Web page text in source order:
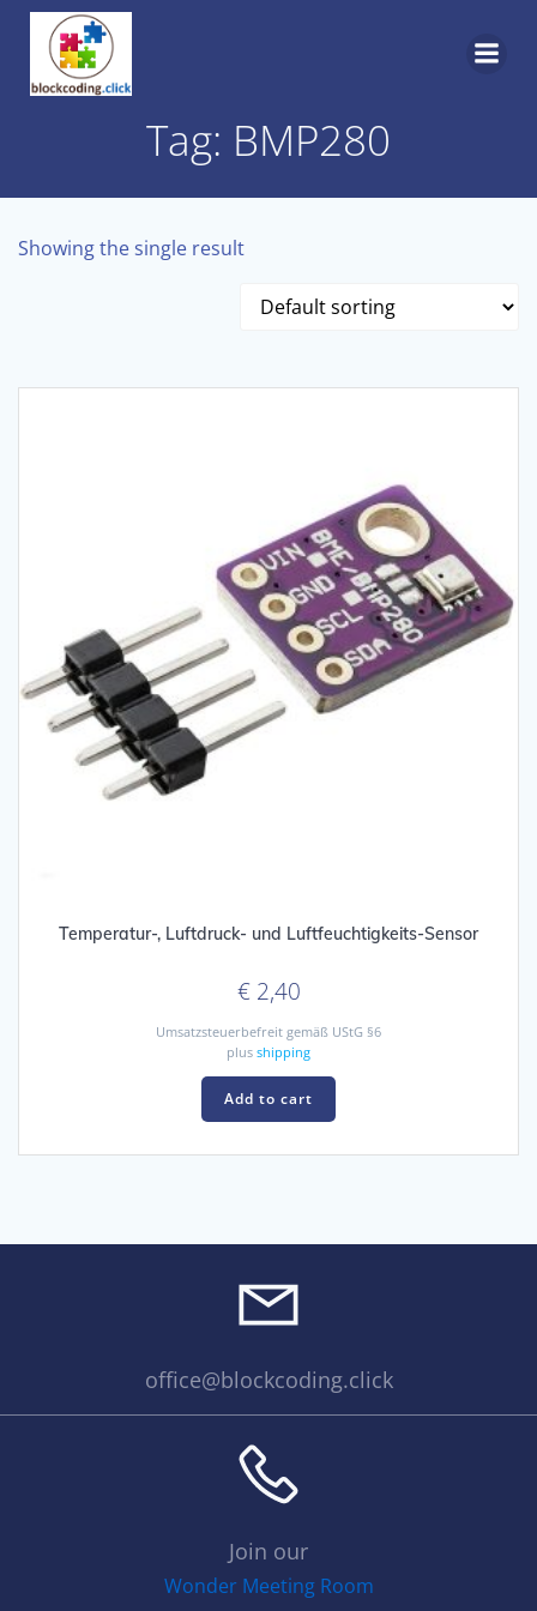
Tag: BMP280
Showing the single result
Temperatur-, Luftdruck- und Luftfeuchtigkeits-Sensor
€2,40
Umsatzsteuerbefreit gemäß UStG §6
plus shipping
Add to cart
office@blockcoding.click
Join our
Wonder Meeting Room